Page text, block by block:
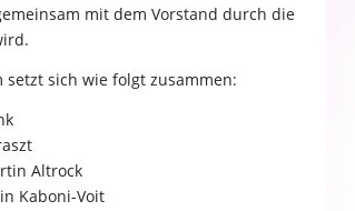
mit dem Vorstand durch die
setzt sich wie folgt zusammen:
Altrock
Kaboni-Voit